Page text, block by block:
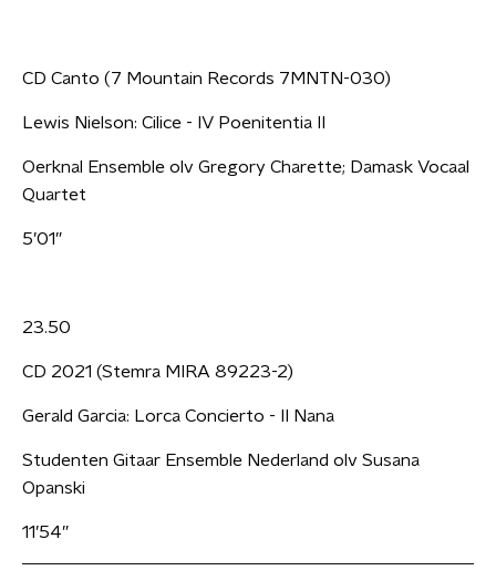
CD Canto (7 Mountain Records 7MNTN-030)
Lewis Nielson: Cilice - IV Poenitentia II
Oerknal Ensemble olv Gregory Charette; Damask Vocaal
Quartet
5’01”
23.50
CD 2021 (Stemra MIRA 89223-2)
Gerald Garcia: Lorca Concierto - II Nana
Studenten Gitaar Ensemble Nederland olv Susana
Opanski
11’54”